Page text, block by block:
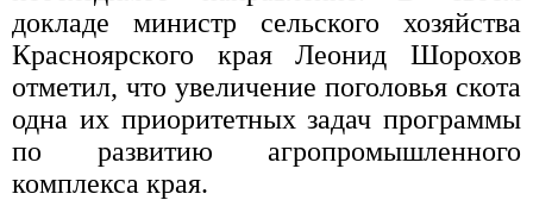
докладе министр сельского хозяйства
Красноярского края Леонид Шорохов
отметил, что увеличение поголовья скота
одна их приоритетных задач программы
по развитию агропромышленного
комплекса края.